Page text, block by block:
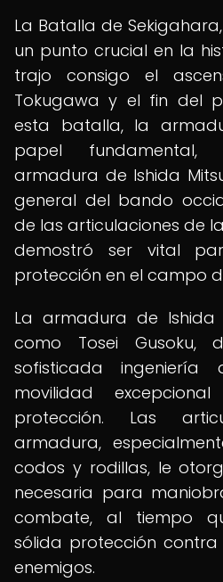
La Batalla de
un punto crucial en la
trajo consigo el
Tokugawa y el fin del
esta batalla, la
papel fundamental,
armadura de Ishida
general del bando
de las articulaciones de
demostró ser vital
protección en el campo
La armadura de Ishida
como Tosei Gusoku,
sofisticada
movilidad
protección. Las
armadura,
codos y rodillas, le
necesaria para
combate, al tiempo
sólida protección
enemigos.